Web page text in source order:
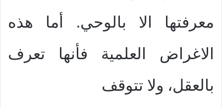
معرفتها الا بالوحي. أما هذه
الاغراض العلمية فأنها تعرف
بالعقل، ولا تتوقف